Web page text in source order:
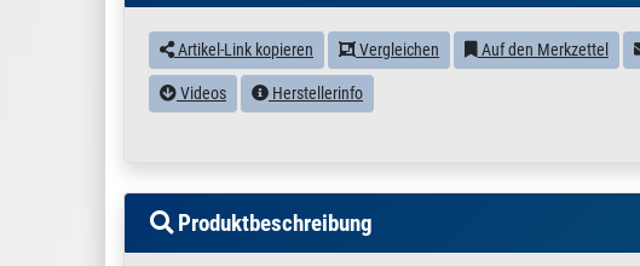
Artikel-Link kopieren Vergleichen Auf den Merkzettel
Videos Herstellerinfo
Produktbeschreibung